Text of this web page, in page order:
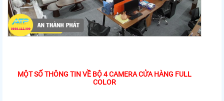
MỘT SỐ THÔNG TIN VỀ BỘ 4 CAMERA CỬA HÀNG FULL
COLOR